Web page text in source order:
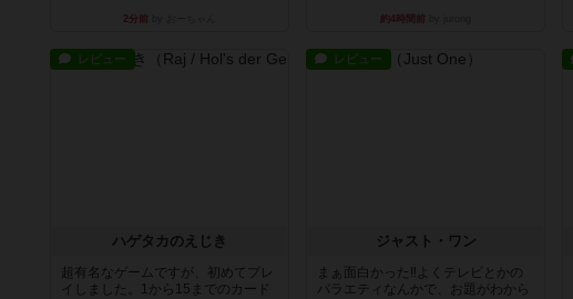
2分前 約4時間前
レビュー
ハゲタカのえじき
超有名なゲームですが、初めてプレ
イしました。1から15までのカード
レビュー
ジャスト・ワン
まぁ面白かった‼️よくテレビとかの
バラエティなんかで、お題がわから